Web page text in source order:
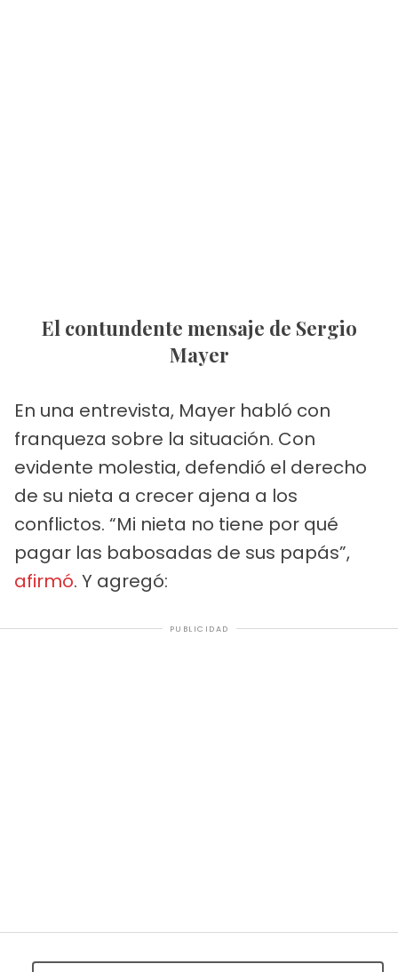
El contundente mensaje de Sergio
Mayer
En una entrevista, Mayer habló con
franqueza sobre la situación. Con
evidente molestia, defendió el derecho
de su nieta a crecer ajena a los
conflictos. “Mi nieta no tiene por qué
pagar las babosadas de sus papás”,
afirmó. Y agregó:
PUBLICIDAD